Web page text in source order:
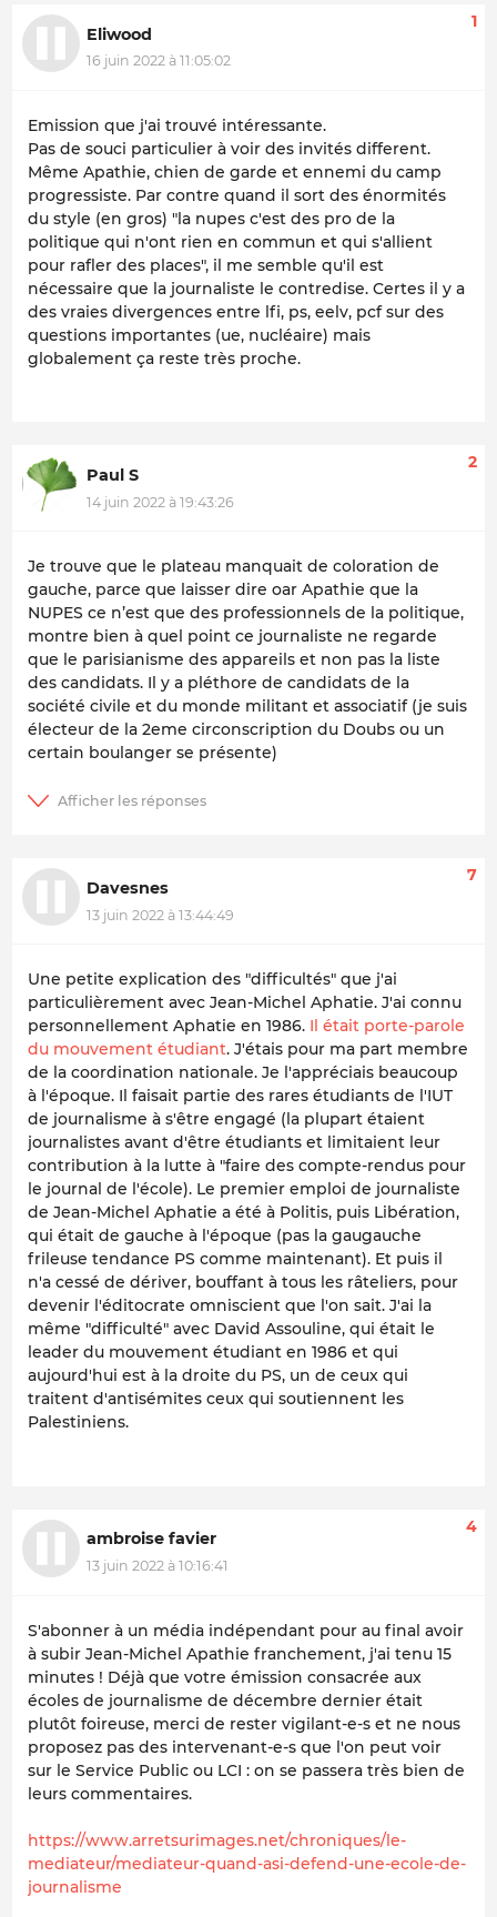
Eliwood
16 juin 2022 à 11:05:02
1
Emission que j'ai trouvé intéressante.
Pas de souci particulier à voir des invités different.
Même Apathie, chien de garde et ennemi du camp
progressiste. Par contre quand il sort des énormités
du style (en gros) "la nupes c'est des pro de la
politique qui n'ont rien en commun et qui s'allient
pour rafler des places", il me semble qu'il est
nécessaire que la journaliste le contredise. Certes il y a
des vraies divergences entre lfi, ps, eelv, pcf sur des
questions importantes (ue, nucléaire) mais
globalement ça reste très proche.
Paul S
14 juin 2022 à 19:43:26
2
Je trouve que le plateau manquait de coloration de
gauche, parce que laisser dire oar Apathie que la
NUPES ce n’est que des professionnels de la politique,
montre bien à quel point ce journaliste ne regarde
que le parisianisme des appareils et non pas la liste
des candidats. Il y a pléthore de candidats de la
société civile et du monde militant et associatif (je suis
électeur de la 2eme circonscription du Doubs ou un
certain boulanger se présente)
Davesnes
13 juin 2022 à 13:44:49
7
Une petite explication des "difficultés" que j'ai
particulièrement avec Jean-Michel Aphatie. J'ai connu
personnellement Aphatie en 1986. Il était porte-parole
du mouvement étudiant. J'étais pour ma part membre
de la coordination nationale. Je l'appréciais beaucoup
à l'époque. Il faisait partie des rares étudiants de l'IUT
de journalisme à s'être engagé (la plupart étaient
journalistes avant d'être étudiants et limitaient leur
contribution à la lutte à "faire des compte-rendus pour
le journal de l'école). Le premier emploi de journaliste
de Jean-Michel Aphatie a été à Politis, puis Libération,
qui était de gauche à l'époque (pas la gaugauche
frileuse tendance PS comme maintenant). Et puis il
n'a cessé de dériver, bouffant à tous les râteliers, pour
devenir l'éditocrate omniscient que l'on sait. J'ai la
même "difficulté" avec David Assouline, qui était le
leader du mouvement étudiant en 1986 et qui
aujourd'hui est à la droite du PS, un de ceux qui
traitent d'antisémites ceux qui soutiennent les
Palestiniens.
ambroise favier
13 juin 2022 à 10:16:41
4
S'abonner à un média indépendant pour au final avoir
à subir Jean-Michel Apathie franchement, j'ai tenu 15
minutes ! Déjà que votre émission consacrée aux
écoles de journalisme de décembre dernier était
plutôt foireuse, merci de rester vigilant-e-s et ne nous
proposez pas des intervenant-e-s que l'on peut voir
sur le Service Public ou LCI : on se passera très bien de
leurs commentaires.
https://www.arretsurimages.net/chroniques/le-
mediateur/mediateur-quand-asi-defend-une-ecole-de-
journalisme